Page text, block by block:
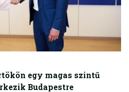
egy magas szintű
Budapestre